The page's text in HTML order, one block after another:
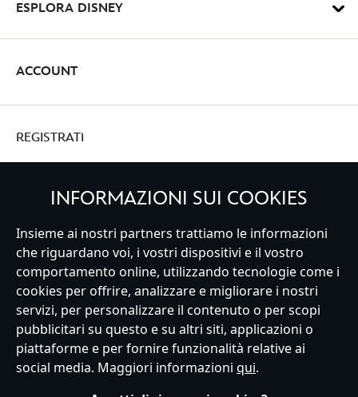
ESPLORA DISNEY
ACCOUNT
REGISTRATI
Italy
Servizio Clienti Termini d'Uso Trova Negozio
Mappa del Sito
Normativa Europea sul trattamento dei dati personali
Informativa sulla privacy
Politica dei Cookie
Informativa sulla privacy UE
Termini e Condizioni generali
Gestisci le impostazioni dei Cookies
s172 Statements
INFORMAZIONI SUI COOKIES
Insieme ai nostri partners trattiamo le informazioni
che riguardano voi, i vostri dispositivi e il vostro
comportamento online, utilizzando tecnologie come i
cookies per offrire, analizzare e migliorare i nostri
servizi, per personalizzare il contenuto o per scopi
pubblicitari su questo e su altri siti, applicazioni o
piattaforme e per fornire funzionalità relative ai
social media. Maggiori informazioni qui.